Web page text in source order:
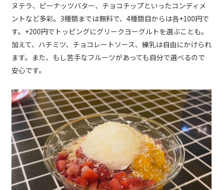
ヌテラ、ピーナッツバター、チョコチップといったコンディメ
ントなど多彩。3種類までは無料で、4種類目からは各+100円で
す。+200円でトッピングにグリークヨーグルトを選ぶことも。
加えて、ハチミツ、チョコレートソース、練乳は自由にかけられ
ます。また、もし苦手なフルーツがあっても自分で選べるので
安心です。